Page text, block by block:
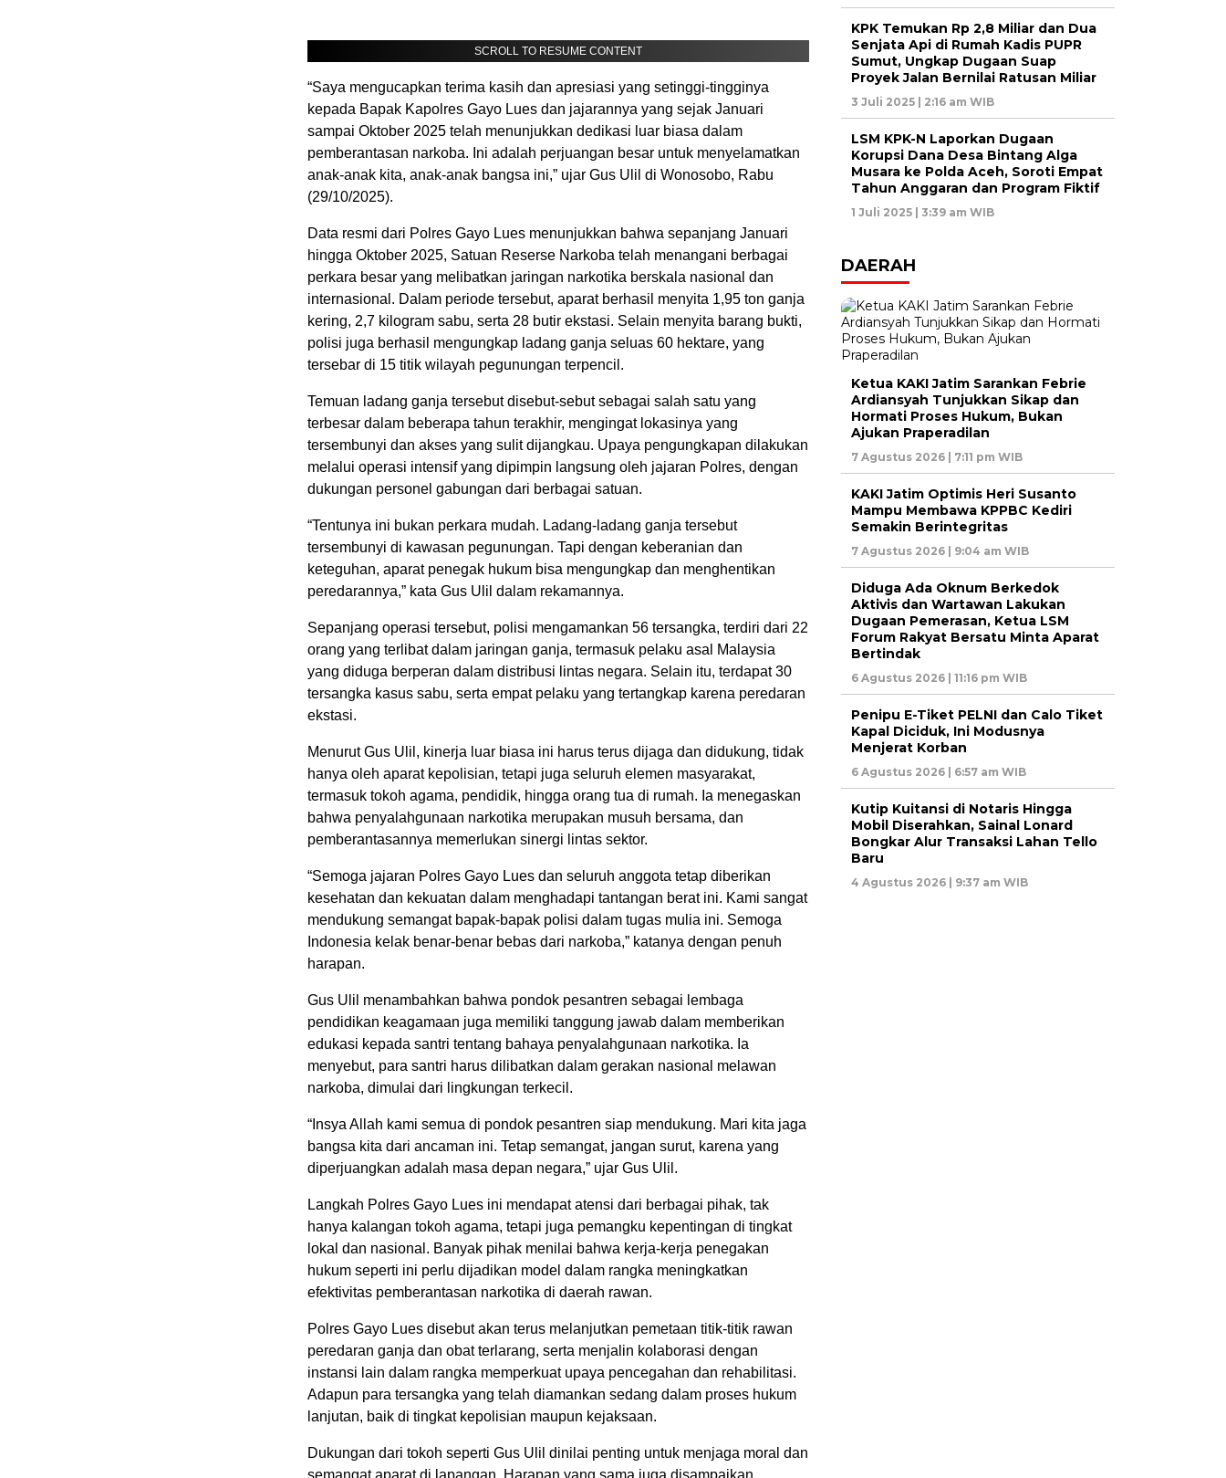
SCROLL TO RESUME CONTENT
“Saya mengucapkan terima kasih dan apresiasi yang setinggi-tingginya
kepada Bapak Kapolres Gayo Lues dan jajarannya yang sejak Januari
sampai Oktober 2025 telah menunjukkan dedikasi luar biasa dalam
pemberantasan narkoba. Ini adalah perjuangan besar untuk menyelamatkan
anak-anak kita, anak-anak bangsa ini,” ujar Gus Ulil di Wonosobo, Rabu
(29/10/2025).
Data resmi dari Polres Gayo Lues menunjukkan bahwa sepanjang Januari
hingga Oktober 2025, Satuan Reserse Narkoba telah menangani berbagai
perkara besar yang melibatkan jaringan narkotika berskala nasional dan
internasional. Dalam periode tersebut, aparat berhasil menyita 1,95 ton ganja
kering, 2,7 kilogram sabu, serta 28 butir ekstasi. Selain menyita barang bukti,
polisi juga berhasil mengungkap ladang ganja seluas 60 hektare, yang
tersebar di 15 titik wilayah pegunungan terpencil.
Temuan ladang ganja tersebut disebut-sebut sebagai salah satu yang
terbesar dalam beberapa tahun terakhir, mengingat lokasinya yang
tersembunyi dan akses yang sulit dijangkau. Upaya pengungkapan dilakukan
melalui operasi intensif yang dipimpin langsung oleh jajaran Polres, dengan
dukungan personel gabungan dari berbagai satuan.
“Tentunya ini bukan perkara mudah. Ladang-ladang ganja tersebut
tersembunyi di kawasan pegunungan. Tapi dengan keberanian dan
keteguhan, aparat penegak hukum bisa mengungkap dan menghentikan
peredarannya,” kata Gus Ulil dalam rekamannya.
Sepanjang operasi tersebut, polisi mengamankan 56 tersangka, terdiri dari 22
orang yang terlibat dalam jaringan ganja, termasuk pelaku asal Malaysia
yang diduga berperan dalam distribusi lintas negara. Selain itu, terdapat 30
tersangka kasus sabu, serta empat pelaku yang tertangkap karena peredaran
ekstasi.
Menurut Gus Ulil, kinerja luar biasa ini harus terus dijaga dan didukung, tidak
hanya oleh aparat kepolisian, tetapi juga seluruh elemen masyarakat,
termasuk tokoh agama, pendidik, hingga orang tua di rumah. Ia menegaskan
bahwa penyalahgunaan narkotika merupakan musuh bersama, dan
pemberantasannya memerlukan sinergi lintas sektor.
“Semoga jajaran Polres Gayo Lues dan seluruh anggota tetap diberikan
kesehatan dan kekuatan dalam menghadapi tantangan berat ini. Kami sangat
mendukung semangat bapak-bapak polisi dalam tugas mulia ini. Semoga
Indonesia kelak benar-benar bebas dari narkoba,” katanya dengan penuh
harapan.
Gus Ulil menambahkan bahwa pondok pesantren sebagai lembaga
pendidikan keagamaan juga memiliki tanggung jawab dalam memberikan
edukasi kepada santri tentang bahaya penyalahgunaan narkotika. Ia
menyebut, para santri harus dilibatkan dalam gerakan nasional melawan
narkoba, dimulai dari lingkungan terkecil.
“Insya Allah kami semua di pondok pesantren siap mendukung. Mari kita jaga
bangsa kita dari ancaman ini. Tetap semangat, jangan surut, karena yang
diperjuangkan adalah masa depan negara,” ujar Gus Ulil.
Langkah Polres Gayo Lues ini mendapat atensi dari berbagai pihak, tak
hanya kalangan tokoh agama, tetapi juga pemangku kepentingan di tingkat
lokal dan nasional. Banyak pihak menilai bahwa kerja-kerja penegakan
hukum seperti ini perlu dijadikan model dalam rangka meningkatkan
efektivitas pemberantasan narkotika di daerah rawan.
Polres Gayo Lues disebut akan terus melanjutkan pemetaan titik-titik rawan
peredaran ganja dan obat terlarang, serta menjalin kolaborasi dengan
instansi lain dalam rangka memperkuat upaya pencegahan dan rehabilitasi.
Adapun para tersangka yang telah diamankan sedang dalam proses hukum
lanjutan, baik di tingkat kepolisian maupun kejaksaan.
Dukungan dari tokoh seperti Gus Ulil dinilai penting untuk menjaga moral dan
semangat aparat di lapangan. Harapan yang sama juga disampaikan
KPK Temukan Rp 2,8 Miliar dan Dua
Senjata Api di Rumah Kadis PUPR
Sumut, Ungkap Dugaan Suap
Proyek Jalan Bernilai Ratusan Miliar
3 Juli 2025 | 2:16 am WIB
LSM KPK-N Laporkan Dugaan
Korupsi Dana Desa Bintang Alga
Musara ke Polda Aceh, Soroti Empat
Tahun Anggaran dan Program Fiktif
1 Juli 2025 | 3:39 am WIB
DAERAH
Ketua KAKI Jatim Sarankan Febrie
Ardiansyah Tunjukkan Sikap dan
Hormati Proses Hukum, Bukan
Ajukan Praperadilan
7 Agustus 2026 | 7:11 pm WIB
KAKI Jatim Optimis Heri Susanto
Mampu Membawa KPPBC Kediri
Semakin Berintegritas
7 Agustus 2026 | 9:04 am WIB
Diduga Ada Oknum Berkedok
Aktivis dan Wartawan Lakukan
Dugaan Pemerasan, Ketua LSM
Forum Rakyat Bersatu Minta Aparat
Bertindak
6 Agustus 2026 | 11:16 pm WIB
Penipu E-Tiket PELNI dan Calo Tiket
Kapal Diciduk, Ini Modusnya
Menjerat Korban
6 Agustus 2026 | 6:57 am WIB
Kutip Kuitansi di Notaris Hingga
Mobil Diserahkan, Sainal Lonard
Bongkar Alur Transaksi Lahan Tello
Baru
4 Agustus 2026 | 9:37 am WIB